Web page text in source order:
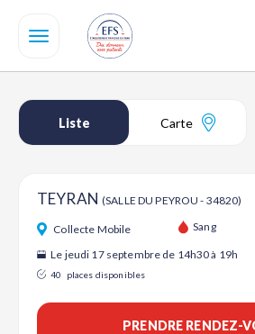
contenu
Liste Carte
TEYRAN (SALLE DU PEYROU - 34820)
Collecte Mobile Sang
Le jeudi 17 septembre de 14h30 à 19h
40 places disponibles
PRENDRE RENDEZ-